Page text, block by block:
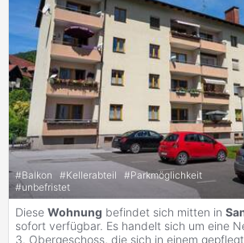
#Balkon #Kellerabteil #Parkmöglichkeit
#unbefristet
Diese Wohnung befindet sich mitten in
sofort verfügbar. Es handelt sich um eine
3. Obergeschoss, die sich in einem